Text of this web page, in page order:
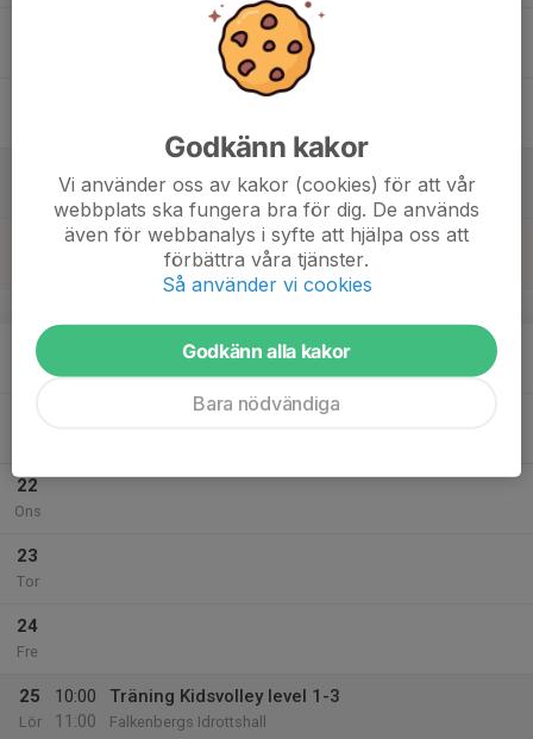
11:00
Falkenbergs Idrottshall
20
Mån
22
Ons
23
Tor
24
Fre
25
Lör
10:00
11:00
Träning Kidsvolley level 1-3
Falkenbergs Idrottshall
Godkänn kakor
Vi använder oss av kakor (cookies) för att vår
webbplats ska fungera bra för dig. De används
även för webbanalys i syfte att hjälpa oss att
förbättra våra tjänster.
Så använder vi cookies
Godkänn alla kakor
Bara nödvändiga